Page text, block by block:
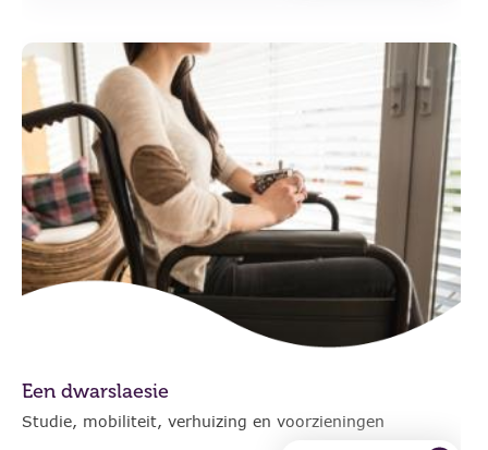
Een dwarslaesie
Studie, mobiliteit, verhuizing en voorzieningen